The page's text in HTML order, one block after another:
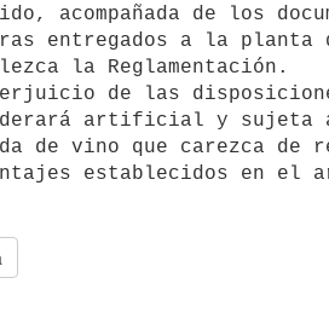
acompañada de los
entregados a la planta
la Reglamentación.
de las
artificial y sujeta a
de vino que carezca de
establecidos en el